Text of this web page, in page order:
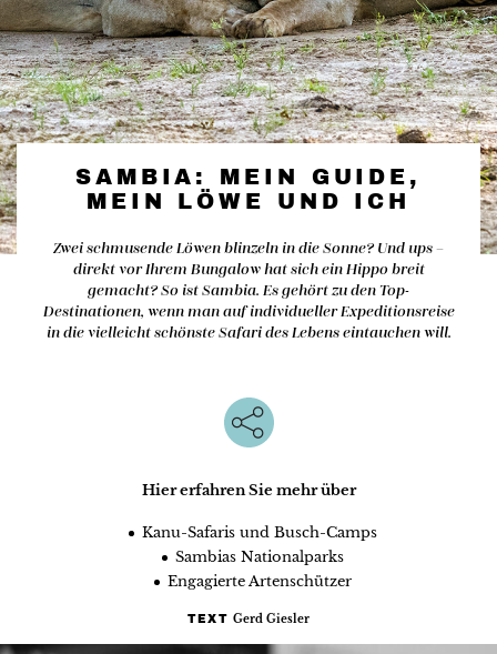
SAMBIA: MEIN GUIDE,
MEIN LÖWE UND ICH
Zwei schmusende Löwen blinzeln in die Sonne? Und ups –
direkt vor Ihrem Bungalow hat sich ein Hippo breit
gemacht? So ist Sambia. Es gehört zu den Top-
Destinationen, wenn man auf individueller Expeditionsreise
in die vielleicht schönste Safari des Lebens eintauchen will.
Hier erfahren Sie mehr über
Kanu-Safaris und Busch-Camps
Sambias Nationalparks
Engagierte Artenschützer
TEXTGerd Giesler